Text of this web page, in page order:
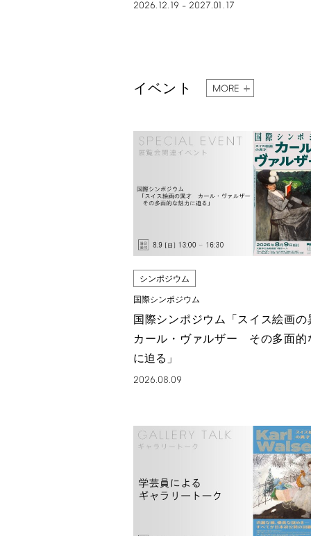
2026.12.19 – 2027.01.17
イベント MORE
シンポジウム
国際シンポジウム
国際シンポジウム「スイス絵画
カール・ヴァルザー その多面的
に迫る」
2026.08.09